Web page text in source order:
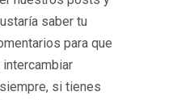
saber tu
para que
si tienes